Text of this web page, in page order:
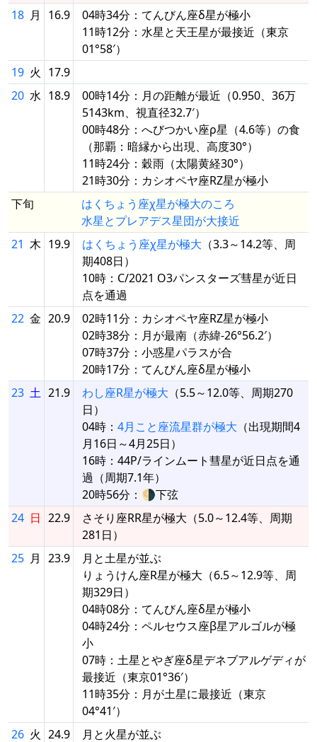
18 月 16.9
04時34分：てんびん座δ星が極小
11時12分：水星と天王星が最接近（東京
01°58′）
19 火 17.9
20 水 18.9
00時14分：月の距離が最近（0.950、36万
5143km、視直径32.7′）
00時48分：へびつかい座ρ星（4.6等）の食
（那覇：暗縁から出現、高度30°）
11時24分：穀雨（太陽黄経30°）
21時30分：カシオペヤ座RZ星が極小
下旬
はくちょう座χ星が極大のころ
水星とプレアデス星団が大接近
21 木 19.9 はくちょう座χ星が極大 （3.3～14.2等、周
期408日）
10時：C/2021 O3パンスターズ彗星が近日
点を通過
22 金 20.9
02時11分：カシオペヤ座RZ星が極小
02時38分：月が最南（赤緯-26°56.2′）
07時37分：小惑星パラスが合
20時17分：てんびん座δ星が極小
23 土 21.9 わし座R星が極大 （5.5～12.0等、周期270
日）
04時： 4月こと座流星群が極大 （出現期間4
月16日～4月25日）
16時：44P/ラインムート彗星が近日点を通
過（周期7.1年）
20時56分：🌗下弦
24 日 22.9
さそり座RR星が極大（5.0～12.4等、周期
281日）
25 月 23.9
月と土星が並ぶ
りょうけん座R星が極大（6.5～12.9等、周
期329日）
04時08分：てんびん座δ星が極小
04時24分：ペルセウス座β星アルゴルが極
小
07時：土星とやぎ座δ星デネブアルゲディが
最接近（東京01°36′）
11時35分：月が土星に最接近（東京
04°41′）
26 火 24.9 月と火星が並ぶ